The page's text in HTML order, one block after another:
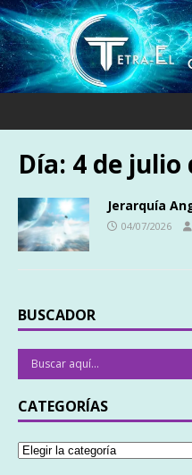
Día: 4 de julio
Jerarquía
04/07/2026
BUSCADOR
CATEGORÍAS